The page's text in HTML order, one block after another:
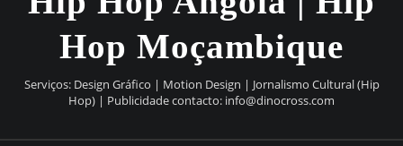
Hop Moçambique
Serviços: Design Gráfico | Motion Design | Jornalismo Cultural (Hip
Hop) | Publicidade contacto: info@dinocross.com